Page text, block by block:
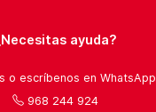
ayuda?
o escríbenos en WhatsApp
968 244 924